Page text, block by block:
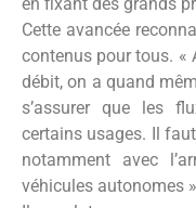
Cette avancée
contenus pour tous. «
débit, on a quand
s’assurer que les
certains usages. Il
notamment avec
véhicules autonomes